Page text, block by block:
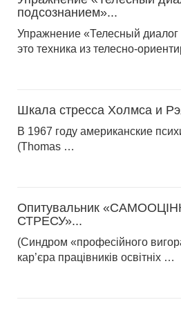
подсознанием»...
Упражнение «Телесный
это техника из телесно-
Шкала стресса Холмса и
В 1967 году американские
(Thomas …
Опитувальник
СТРЕСУ»...
(Синдром «професійного
кар’єра працівників освітніх …